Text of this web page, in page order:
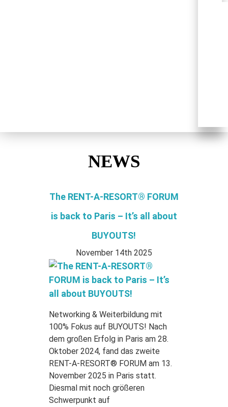
NEWS
The RENT-A-RESORT® FORUM
is back to Paris – It’s all about
BUYOUTS!
November 14th 2025
Networking & Weiterbildung mit
100% Fokus auf BUYOUTS! Nach
dem großen Erfolg in Paris am 28.
Oktober 2024, fand das zweite
RENT-A-RESORT® FORUM am 13.
November 2025 in Paris statt.
Diesmal mit noch größeren
Schwerpunkt auf